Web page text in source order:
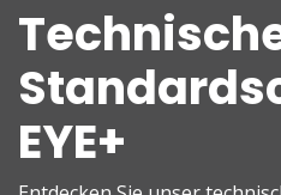
EYE+